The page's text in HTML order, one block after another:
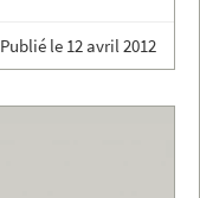
Publié le 12 avril 2012